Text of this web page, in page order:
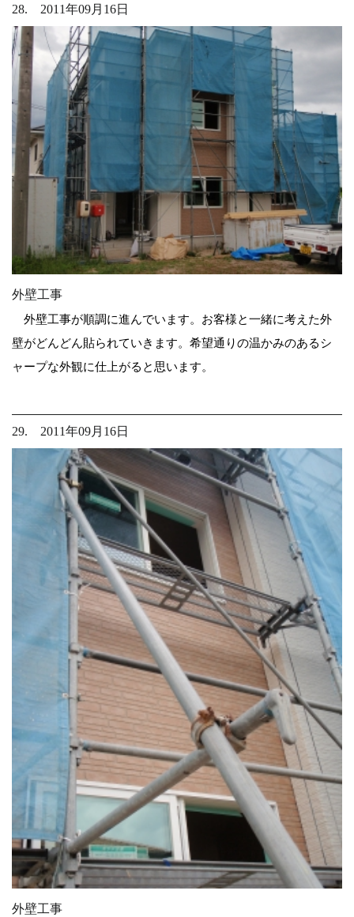
28. 2011年09月16日
外壁工事
外壁工事が順調に進んでいます。お客様と一緒に考えた外
壁がどんどん貼られていきます。希望通りの温かみのあるシ
ャープな外観に仕上がると思います。
29. 2011年09月16日
外壁工事